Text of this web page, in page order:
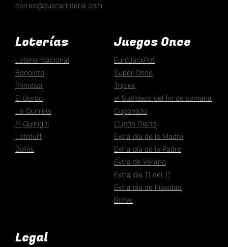
correo@buscarloteria.com
Loterías
Lotería Nacional
Bonoloto
Primitiva
El Gordo
La Quiniela
El Quinigol
Lototurf
Botes
Juegos Once
EuroJackPot
Super Once
Triplex
el Sueldazo del fin de semana
Cuponazo
Cupón Diario
Extra día de la Madre
Extra día de la Padre
Extra de Verano
Extra día 11 del 11
Extra día de Navidad
Botes
Legal